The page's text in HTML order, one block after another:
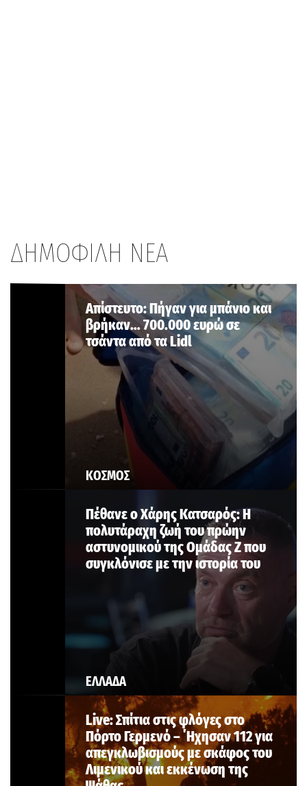
ΔΗΜΟΦΙΛΗ ΝΕΑ
ΚΟΣΜΟΣ
Aπίστευτο: Πήγαν για μπάνιο και
βρήκαν… 700.000 ευρώ σε
τσάντα από τα Lidl
ΕΛΛΑΔΑ
Πέθανε ο Χάρης Κατσαρός: Η
πολυτάραχη ζωή του πρώην
αστυνομικού της Ομάδας Ζ που
συγκλόνισε με την ιστορία του
Live: Σπίτια στις φλόγες στο
Πόρτο Γερμενό – ΄Ηχησαν 112 για
απεγκλωβισμούς με σκάφος του
Λιμενικού και εκκένωση της